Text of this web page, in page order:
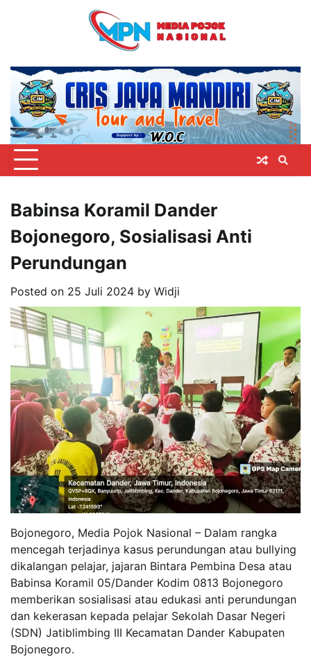
Babinsa Koramil Dander
Bojonegoro, Sosialisasi Anti
Perundungan
Posted on 25 Juli 2024 by Widji
Bojonegoro, Media Pojok Nasional – Dalam rangka
mencegah terjadinya kasus perundungan atau bullying
dikalangan pelajar, jajaran Bintara Pembina Desa atau
Babinsa Koramil 05/Dander Kodim 0813 Bojonegoro
memberikan sosialisasi atau edukasi anti perundungan
dan kekerasan kepada pelajar Sekolah Dasar Negeri
(SDN) Jatiblimbing III Kecamatan Dander Kabupaten
Bojonegoro.